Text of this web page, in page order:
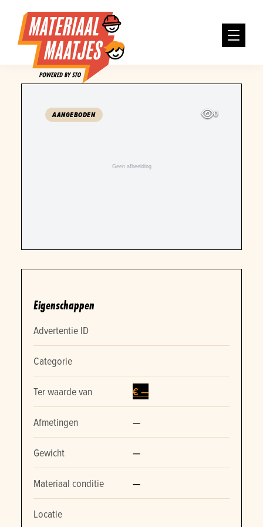
0
AANGEBODEN
Eigenschappen
Advertentie ID
Categorie
Ter waarde van € —
Afmetingen —
Gewicht —
Materiaal conditie —
Locatie